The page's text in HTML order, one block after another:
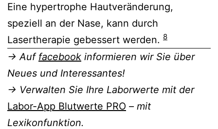
Eine hypertrophe Hautveränderung,
speziell an der Nase, kann durch
Lasertherapie gebessert werden. 8
→ Auf facebook informieren wir Sie über
Neues und Interessantes!
→ Verwalten Sie Ihre Laborwerte mit der
Labor-App Blutwerte PRO – mit
Lexikonfunktion.